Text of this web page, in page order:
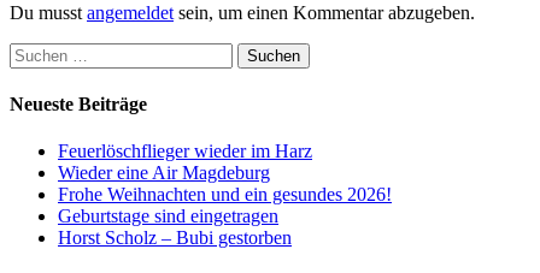
Du musst angemeldet sein, um einen Kommentar abzugeben.
Suchen
nach:
Neueste Beiträge
Feuerlöschflieger wieder im Harz
Wieder eine Air Magdeburg
Frohe Weihnachten und ein gesundes 2026!
Geburtstage sind eingetragen
Horst Scholz – Bubi gestorben